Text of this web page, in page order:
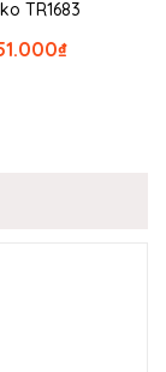
TR1683
₫